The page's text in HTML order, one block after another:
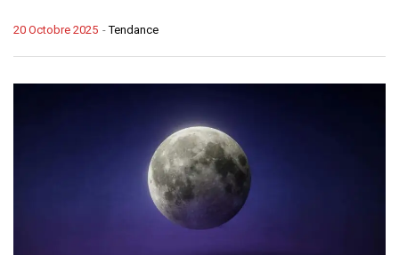
-Tendance
20 Octobre 2025